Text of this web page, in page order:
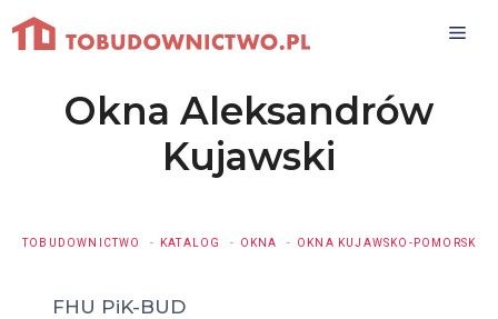
Przejdź
do
Okna Aleksandrów
Kujawski
TOBUDOWNICTWO KATALOG OKNA OKNA KUJAWSKO-POMORSKIE
FHU PiK-BUD